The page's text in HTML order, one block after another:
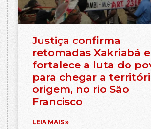
Justiça confirma
retomadas Xakriabá e
fortalece a luta do
para chegar a
origem, no rio São
Francisco
LEIA MAIS »